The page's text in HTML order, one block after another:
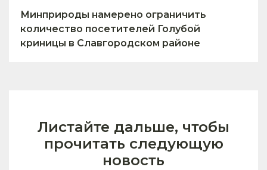
Минприроды намерено ограничить
количество посетителей Голубой
криницы в Славгородском районе
Листайте дальше, чтобы
прочитать следующую
новость